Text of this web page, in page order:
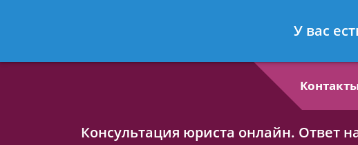
- Семейный юрист,
Консультация юриста онлайн. Ответ
У вас